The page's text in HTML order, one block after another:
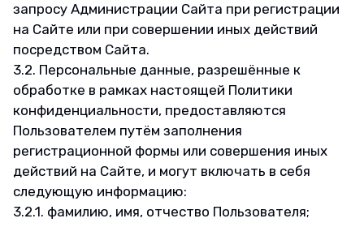
запросу Администрации Сайта при регистрации
на Сайте или при совершении иных действий
посредством Сайта.
3.2. Персональные данные, разрешённые к
обработке в рамках настоящей Политики
конфиденциальности, предоставляются
Пользователем путём заполнения
регистрационной формы или совершения иных
действий на Сайте, и могут включать в себя
следующую информацию:
3.2.1. фамилию, имя, отчество Пользователя;